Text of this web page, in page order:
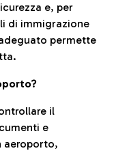
e, per
di immigrazione
permette
il
e
aeroporto,